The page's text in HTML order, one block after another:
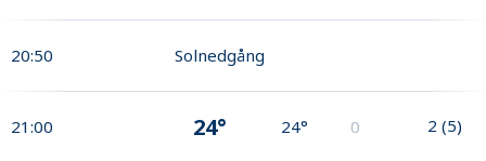
20:50 Solnedgång
21:00 24° 24° 0 2 (5)